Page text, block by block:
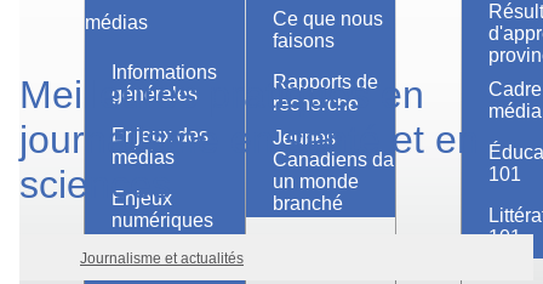
médias
Informations
générales
Enjeux des
médias
Enjeux
numériques
Jeux éducatifs
Ce que nous
faisons
Rapports de
recherche
Jeunes
Canadiens dans
un monde
branché
101
101
Meilleures pratiques en
journalisme en santé et en
sciences
Journalisme et actualités